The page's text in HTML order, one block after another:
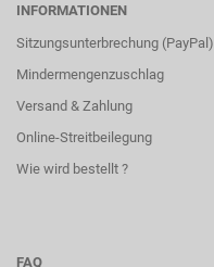
INFORMATIONEN
Sitzungsunterbrechung (PayPal)
Mindermengenzuschlag
Versand & Zahlung
Online-Streitbeilegung
Wie wird bestellt ?
FAQ